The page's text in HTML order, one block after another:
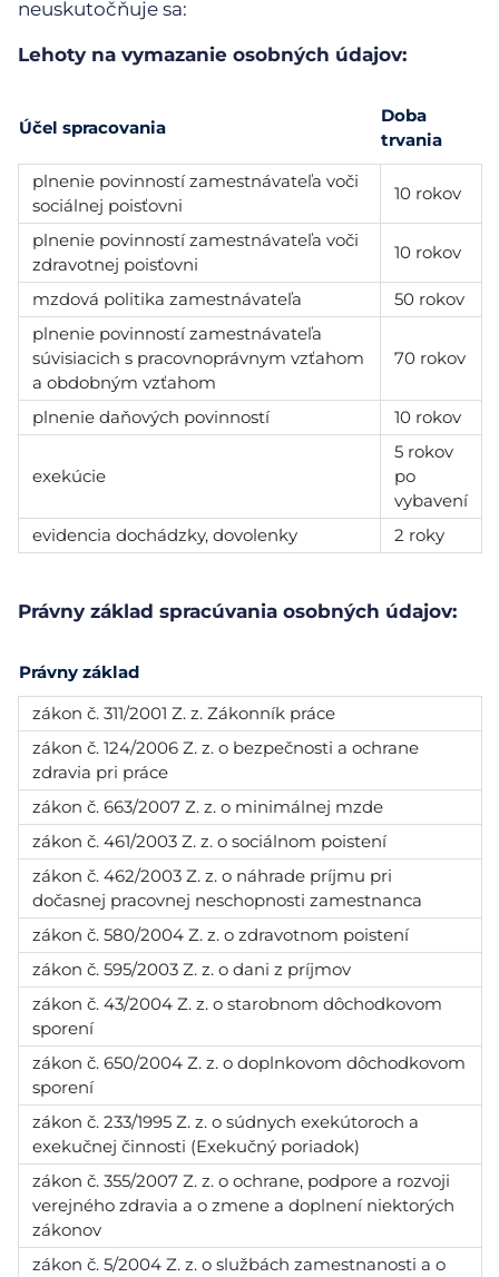
neuskutočňuje sa:
Lehoty na vymazanie osobných údajov:
Účel spracovania
Doba
trvania
plnenie povinností zamestnávateľa voči
sociálnej poisťovni
10 rokov
plnenie povinností zamestnávateľa voči
zdravotnej poisťovni
10 rokov
mzdová politika zamestnávateľa
50 rokov
plnenie povinností zamestnávateľa
súvisiacich s pracovnoprávnym vzťahom
a obdobným vzťahom
70 rokov
plnenie daňových povinností 10 rokov
exekúcie
5 rokov
po
vybavení
evidencia dochádzky, dovolenky
2 roky
Právny základ spracúvania osobných údajov:
Právny základ
zákon č. 311/2001 Z. z. Zákonník práce
zákon č. 124/2006 Z. z. o bezpečnosti a ochrane
zdravia pri práce
zákon č. 663/2007 Z. z. o minimálnej mzde
zákon č. 461/2003 Z. z. o sociálnom poistení
zákon č. 462/2003 Z. z. o náhrade príjmu pri
dočasnej pracovnej neschopnosti zamestnanca
zákon č. 580/2004 Z. z. o zdravotnom poistení
zákon č. 595/2003 Z. z. o dani z príjmov
zákon č. 43/2004 Z. z. o starobnom dôchodkovom
sporení
zákon č. 650/2004 Z. z. o doplnkovom dôchodkovom
sporení
zákon č. 233/1995 Z. z. o súdnych exekútoroch a
exekučnej činnosti (Exekučný poriadok)
zákon č. 355/2007 Z. z. o ochrane, podpore a rozvoji
verejného zdravia a o zmene a doplnení niektorých
zákonov
zákon č. 5/2004 Z. z. o službách zamestnanosti a o